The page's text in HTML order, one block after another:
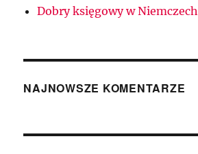
Dobry księgowy w Niemczech
NAJNOWSZE KOMENTARZE